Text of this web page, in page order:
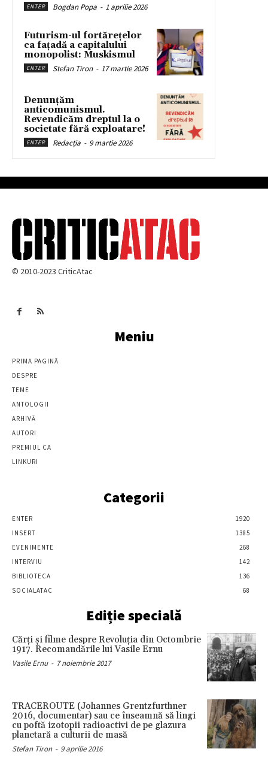
ENTER Bogdan Popa - 1 aprilie 2026
Futurism-ul fortărețelor
ca fațadă a capitalului
monopolist: Muskismul
ENTER Stefan Tiron - 17 martie 2026
Denunțăm
anticomunismul.
Revendicăm dreptul la o
societate fără exploatare!
ENTER Redacția - 9 martie 2026
© 2010-2023 CriticAtac
Meniu
PRIMA PAGINĂ
DESPRE
TEME
ANTOLOGII
ARHIVĂ
AUTORI
PREMIUL CA
LINKURI
Categorii
ENTER
1920
INSERT
1385
EVENIMENTE
268
INTERVIU
142
BIBLIOTECA
136
SOCIALATAC
68
Ediție specială
Cărţi şi filme despre Revoluţia din Octombrie
1917. Recomandările lui Vasile Ernu
Vasile Ernu - 7 noiembrie 2017
TRACEROUTE (Johannes Grentzfurthner
2016, documentar) sau ce înseamnă să lingi
cu poftă izotopii radioactivi de pe glazura
planetară a culturii de masă
Stefan Tiron - 9 aprilie 2016